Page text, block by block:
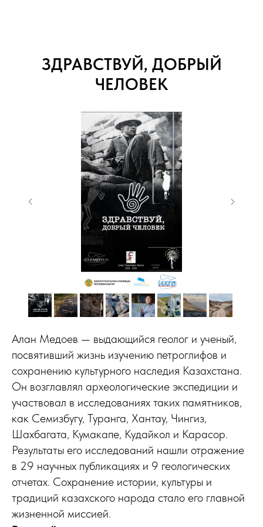
ЗДРАВСТВУЙ, ДОБРЫЙ
ЧЕЛОВЕК
Алан Медоев — выдающийся геолог и ученый,
посвятивший жизнь изучению петроглифов и
сохранению культурного наследия Казахстана.
Он возглавлял археологические экспедиции и
участвовал в исследованиях таких памятников,
как Семизбугу, Туранга, Хантау, Чингиз,
Шахбагата, Кумакапе, Кудайкол и Карасор.
Результаты его исследований нашли отражение
в 29 научных публикациях и 9 геологических
отчетах. Сохранение истории, культуры и
традиций казахского народа стало его главной
жизненной миссией.